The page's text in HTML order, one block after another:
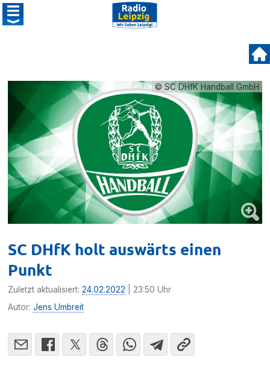
© SC DHfK Handball GmbH
SC DHfK holt auswärts einen
Punkt
Zuletzt aktualisiert:24.02.2022 | 23:50 Uhr
Autor:Jens Umbreit